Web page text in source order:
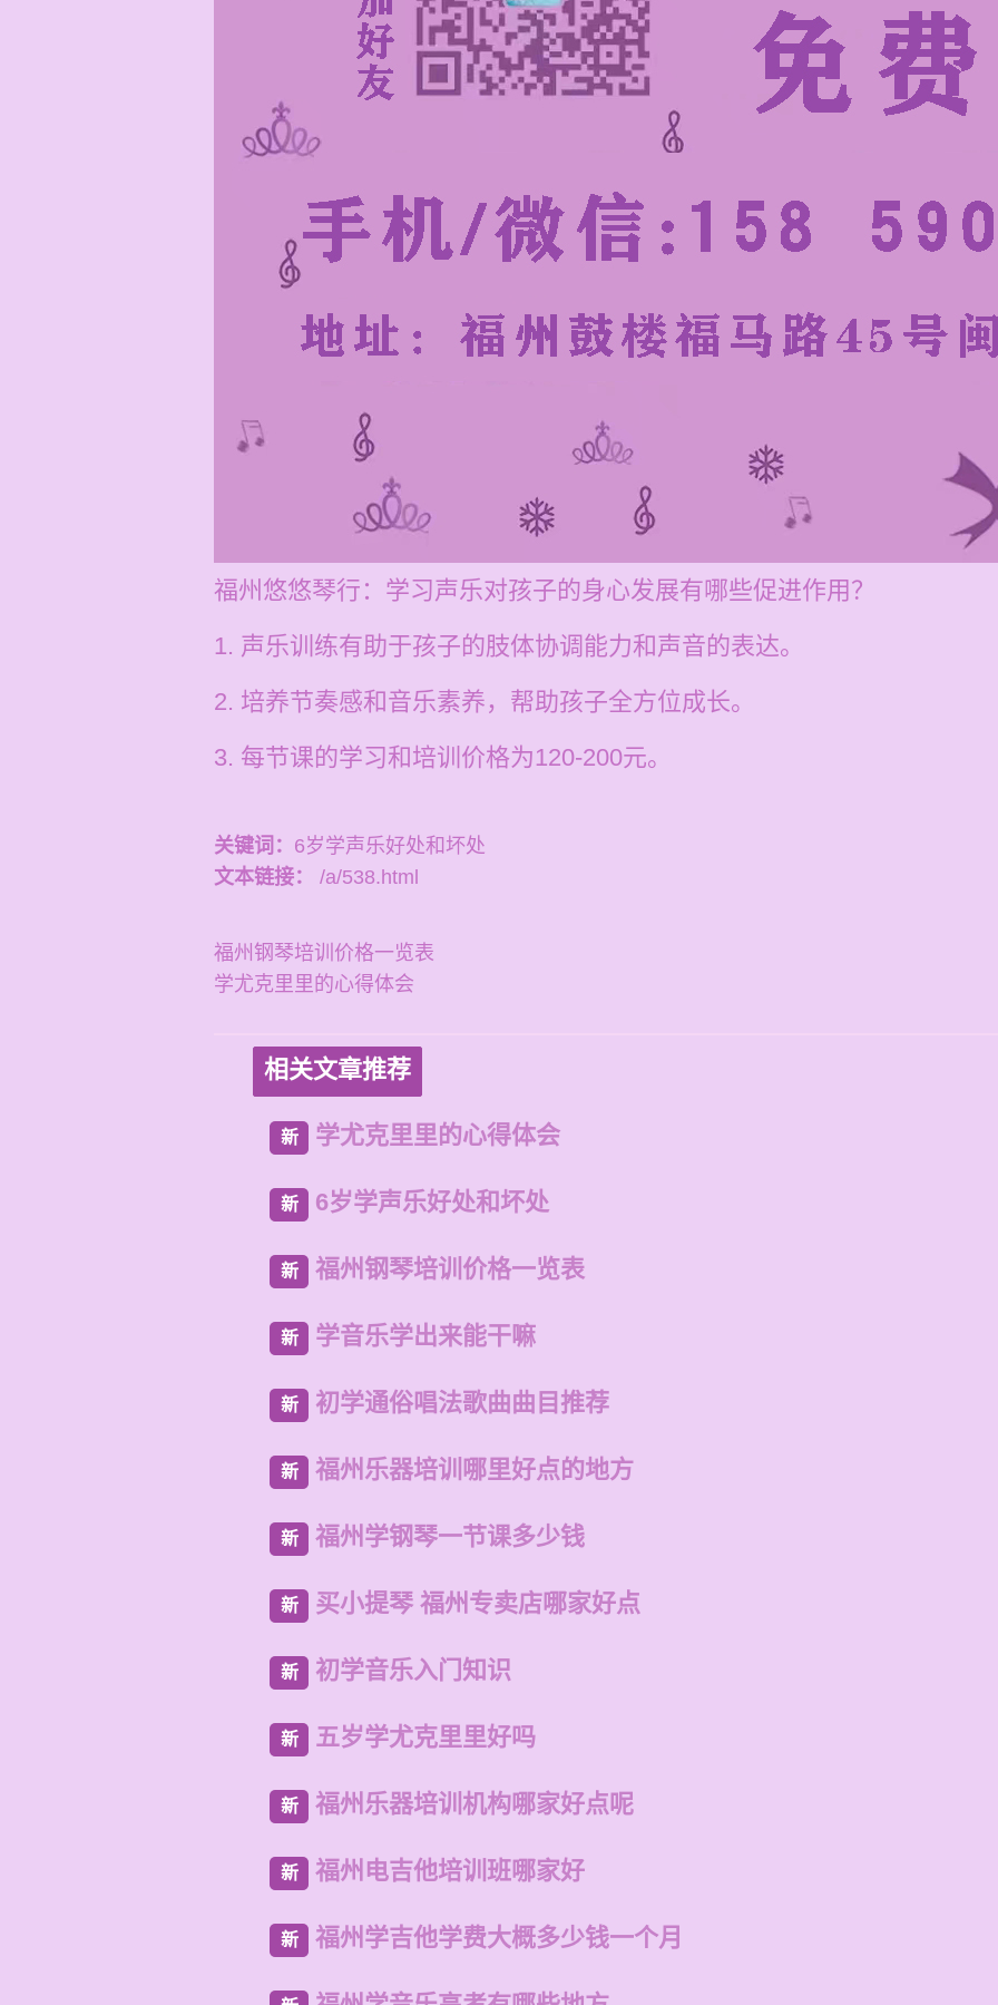
福州悠悠琴行：学习声乐对孩子的身心发展有哪些促进作用？
1. 声乐训练有助于孩子的肢体协调能力和声音的表达。
2. 培养节奏感和音乐素养，帮助孩子全方位成长。
3. 每节课的学习和培训价格为120-200元。
关键词： 6岁学声乐好处和坏处
文本链接：
/a/538.html
福州钢琴培训价格一览表
学尤克里里的心得体会
相关文章推荐
新 学尤克里里的心得体会
新 6岁学声乐好处和坏处
新 福州钢琴培训价格一览表
新 学音乐学出来能干嘛
新 初学通俗唱法歌曲曲目推荐
新 福州乐器培训哪里好点的地方
新 福州学钢琴一节课多少钱
新 买小提琴 福州专卖店哪家好点
新 初学音乐入门知识
新 五岁学尤克里里好吗
新 福州乐器培训机构哪家好点呢
新 福州电吉他培训班哪家好
新 福州学吉他学费大概多少钱一个月